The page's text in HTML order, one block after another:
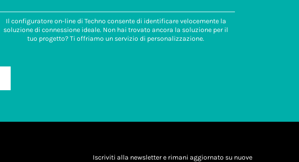
Il configuratore on-line di Techno consente di identificare velocemente la
soluzione di connessione ideale. Non hai trovato ancora la soluzione per il
tuo progetto? Ti offriamo un servizio di personalizzazione.
Iscriviti alla newsletter e rimani aggiornato su nuove